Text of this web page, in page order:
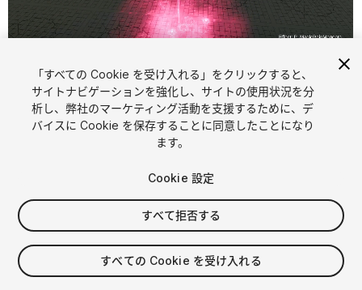
1 /5
$19.99
消費税は決済時に計算されます
「すべての Cookie を受け入れる」をクリックすると、
サイトナビゲーションを強化し、サイトの使用状況を分
析し、弊社のマーケティング活動を支援するために、デ
バイスに Cookie を保存することに同意したことになり
ます。
Cookie 設定
すべて拒否する
すべての Cookie を受け入れる